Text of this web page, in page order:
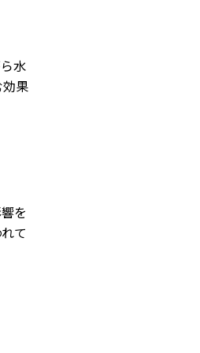
水
果
を
て